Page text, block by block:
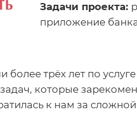
Задачи проекта:
приложение
лет по услуге «Техническая
которые
к нам за